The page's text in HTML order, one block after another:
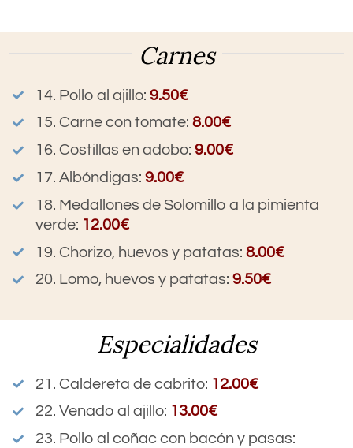
Carnes
14. Pollo al ajillo: 9.50€
15. Carne con tomate: 8.00€
16. Costillas en adobo: 9.00€
17. Albóndigas: 9.00€
18. Medallones de Solomillo a la pimienta
verde: 12.00€
19. Chorizo, huevos y patatas: 8.00€
20. Lomo, huevos y patatas: 9.50€
Especialidades
21. Caldereta de cabrito: 12.00€
22. Venado al ajillo: 13.00€
23. Pollo al coñac con bacón y pasas: